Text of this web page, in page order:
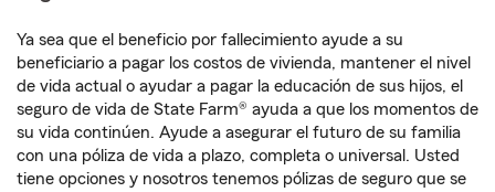
Ya sea que el beneficio por fallecimiento ayude a su
beneficiario a pagar los costos de vivienda, mantener el nivel
de vida actual o ayudar a pagar la educación de sus hijos, el
seguro de vida de State Farm® ayuda a que los momentos de
su vida continúen. Ayude a asegurar el futuro de su familia
con una póliza de vida a plazo, completa o universal. Usted
tiene opciones y nosotros tenemos pólizas de seguro que se